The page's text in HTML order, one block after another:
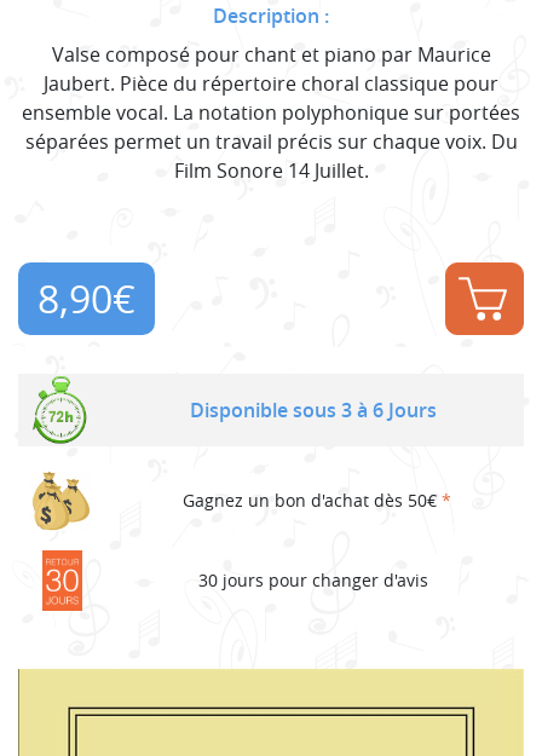
Description :
Valse composé pour chant et piano par Maurice
Jaubert. Pièce du répertoire choral classique pour
ensemble vocal. La notation polyphonique sur portées
séparées permet un travail précis sur chaque voix. Du
Film Sonore 14 Juillet.
8,90€
Disponible sous 3 à 6 Jours
Gagnez un bon d'achat dès 50€ *
30 jours pour changer d'avis